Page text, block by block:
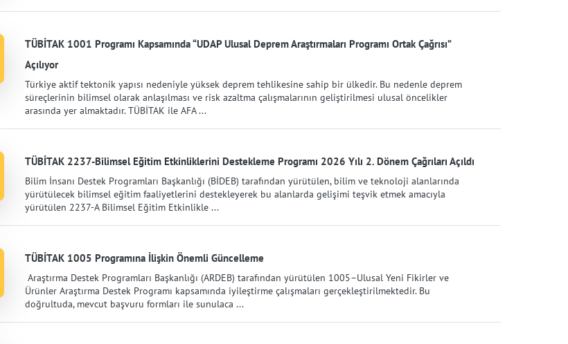
TÜBİTAK 1001 Programı Kapsamında “UDAP Ulusal Deprem Araştırmaları Programı Ortak Çağrısı”
Açılıyor
Türkiye aktif tektonik yapısı nedeniyle yüksek deprem tehlikesine sahip bir ülkedir. Bu nedenle deprem
süreçlerinin bilimsel olarak anlaşılması ve risk azaltma çalışmalarının geliştirilmesi ulusal öncelikler
arasında yer almaktadır. TÜBİTAK ile AFA ...
TÜBİTAK 2237-Bilimsel Eğitim Etkinliklerini Destekleme Programı 2026 Yılı 2. Dönem Çağrıları Açıldı
Bilim İnsanı Destek Programları Başkanlığı (BİDEB) tarafından yürütülen, bilim ve teknoloji alanlarında
yürütülecek bilimsel eğitim faaliyetlerini destekleyerek bu alanlarda gelişimi teşvik etmek amacıyla
yürütülen 2237-A Bilimsel Eğitim Etkinlikle ...
TÜBİTAK 1005 Programına İlişkin Önemli Güncelleme
Araştırma Destek Programları Başkanlığı (ARDEB) tarafından yürütülen 1005–Ulusal Yeni Fikirler ve
Ürünler Araştırma Destek Programı kapsamında iyileştirme çalışmaları gerçekleştirilmektedir. Bu
doğrultuda, mevcut başvuru formları ile sunulaca ...